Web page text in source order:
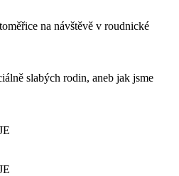
na návštěvě v roudnické
slabých rodin, aneb jak jsme